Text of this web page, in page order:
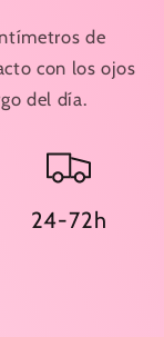
de
con los ojos
del día.
24-72h